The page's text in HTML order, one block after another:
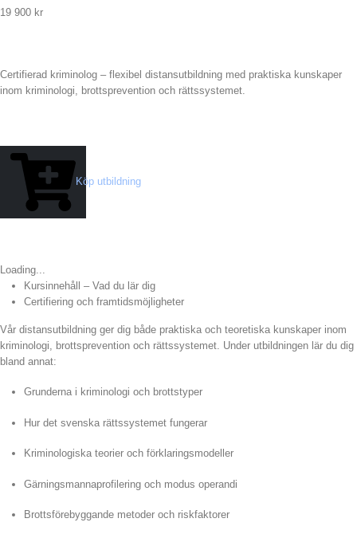
19 900 kr
Certifierad kriminolog – flexibel distansutbildning med praktiska kunskaper
inom kriminologi, brottsprevention och rättssystemet.
Köp utbildning
Loading...
Kursinnehåll – Vad du lär dig
Certifiering och framtidsmöjligheter
Vår distansutbildning ger dig både praktiska och teoretiska kunskaper inom
kriminologi, brottsprevention och rättssystemet. Under utbildningen lär du dig
bland annat:
Grunderna i kriminologi och brottstyper
Hur det svenska rättssystemet fungerar
Kriminologiska teorier och förklaringsmodeller
Gärningsmannaprofilering och modus operandi
Brottsförebyggande metoder och riskfaktorer